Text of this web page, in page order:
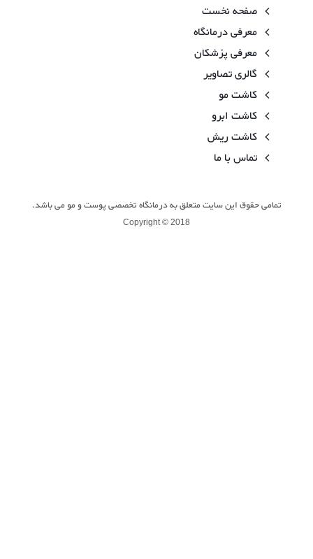
صفحه نخست
معرفی درمانگاه
معرفی پزشکان
گالری تصاویر
کاشت مو
کاشت ابرو
کاشت ریش
تماس با ما
تمامی حقوق این سایت متعلق به درمانگاه تخصصی پوست و مو می باشد.
Copyright © 2018